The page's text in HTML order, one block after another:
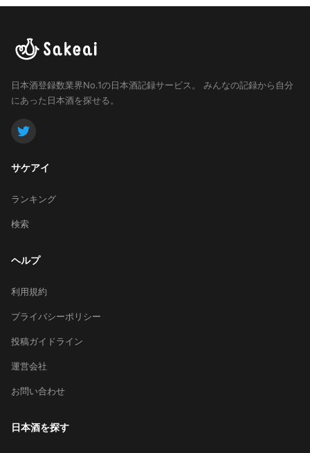
日本酒登録数業界No.1の日本酒記録サービス。
みんなの記録から自分
にあった日本酒を探せる。
サケアイ
ランキング
検索
ヘルプ
利用規約
プライバシーポリシー
投稿ガイドライン
運営会社
お問い合わせ
日本酒を探す